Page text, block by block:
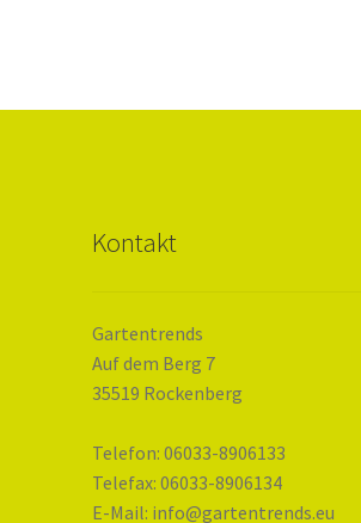
Kontakt
Gartentrends
Auf dem Berg 7
35519 Rockenberg
Telefon: 06033-8906133
Telefax: 06033-8906134
E-Mail: info@gartentrends.eu